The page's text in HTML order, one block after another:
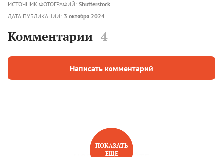
ИСТОЧНИК ФОТОГРАФИЙ: Shutterstock
ДАТА ПУБЛИКАЦИИ: 3 октября 2024
Комментарии 4
Написать комментарий
ПОКАЗАТЬ
ЕЩЕ